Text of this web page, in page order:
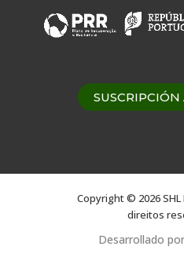
Copyright © 2026
direitos
Desarrollado por